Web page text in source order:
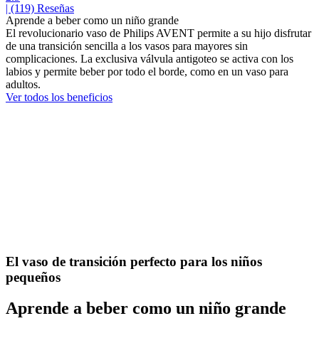
| (119) Reseñas
Aprende a beber como un niño grande
El revolucionario vaso de Philips AVENT permite a su hijo disfrutar
de una transición sencilla a los vasos para mayores sin
complicaciones. La exclusiva válvula antigoteo se activa con los
labios y permite beber por todo el borde, como en un vaso para
adultos.
Ver todos los beneficios
El vaso de transición perfecto para los niños
pequeños
Aprende a beber como un niño grande